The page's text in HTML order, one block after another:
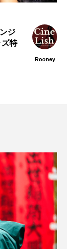
も開
上7
Rooney